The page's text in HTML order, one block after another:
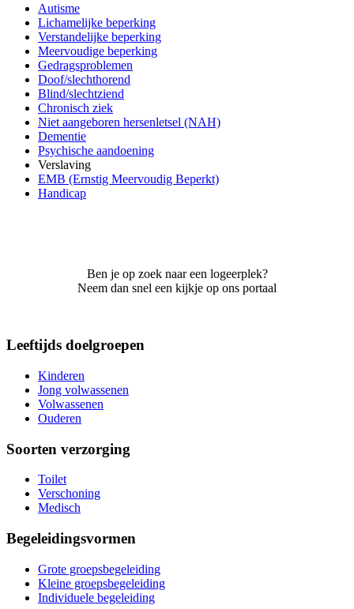
Autisme
Lichamelijke beperking
Verstandelijke beperking
Meervoudige beperking
Gedragsproblemen
Doof/slechthorend
Blind/slechtziend
Chronisch ziek
Niet aangeboren hersenletsel (NAH)
Dementie
Psychische aandoening
Verslaving
EMB (Ernstig Meervoudig Beperkt)
Handicap
Ben je op zoek naar een logeerplek?
Neem dan snel een kijkje op ons portaal
Leeftijds doelgroepen
Kinderen
Jong volwassenen
Volwassenen
Ouderen
Soorten verzorging
Toilet
Verschoning
Medisch
Begeleidingsvormen
Grote groepsbegeleiding
Kleine groepsbegeleiding
Individuele begeleiding